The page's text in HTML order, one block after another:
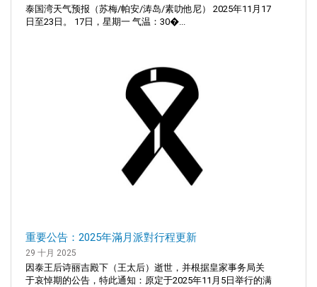
泰国湾天气预报（苏梅/帕安/涛岛/素叻他尼） 2025年11月17
日至23日。 17日，星期一 气温：30�...
重要公告：2025年滿月派對行程更新
29 十月 2025
因泰王后诗丽吉殿下（王太后）逝世，并根据皇家事务局关
于哀悼期的公告，特此通知：原定于2025年11月5日举行的满